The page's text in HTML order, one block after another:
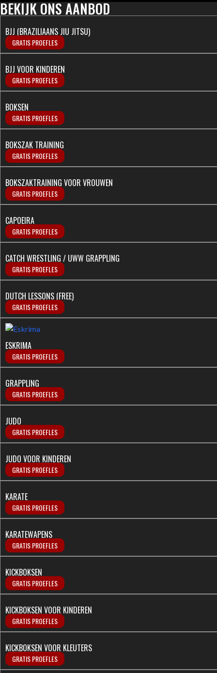
BEKIJK ONS AANBOD
BJJ (BRAZILIAANS JIU JITSU)
GRATIS PROEFLES
BJJ VOOR KINDEREN
GRATIS PROEFLES
BOKSEN
GRATIS PROEFLES
BOKSZAK TRAINING
GRATIS PROEFLES
BOKSZAKTRAINING VOOR VROUWEN
GRATIS PROEFLES
CAPOEIRA
GRATIS PROEFLES
CATCH WRESTLING / UWW GRAPPLING
GRATIS PROEFLES
DUTCH LESSONS (FREE)
GRATIS PROEFLES
ESKRIMA
GRATIS PROEFLES
GRAPPLING
GRATIS PROEFLES
JUDO
GRATIS PROEFLES
JUDO VOOR KINDEREN
GRATIS PROEFLES
KARATE
GRATIS PROEFLES
KARATEWAPENS
GRATIS PROEFLES
KICKBOKSEN
GRATIS PROEFLES
KICKBOKSEN VOOR KINDEREN
GRATIS PROEFLES
KICKBOKSEN VOOR KLEUTERS
GRATIS PROEFLES